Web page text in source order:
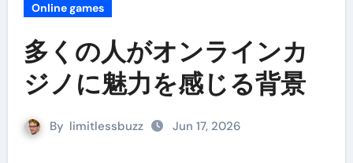
Online games
多くの人がオンラインカ
ジノに魅力を感じる背景
By limitlessbuzz Jun 17, 2026